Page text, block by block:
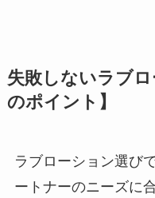
失敗しないラブ
のポイント】
ラブローション選び
ートナーのニーズに